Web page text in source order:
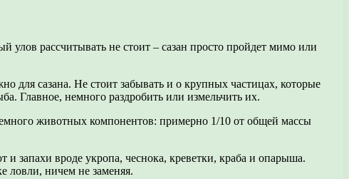
улов рассчитывать не стоит – сазан просто пройдет мимо или
для сазана. Не стоит забывать и о крупных частицах, которые
Главное, немного раздробить или измельчить их.
животных компонентов: примерно 1/10 от общей массы
запахи вроде укропа, чеснока, креветки, краба и опарыша.
ловли, ничем не заменяя.